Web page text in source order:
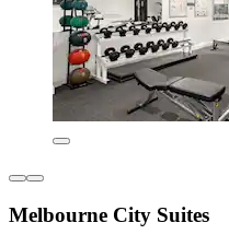
Melbourne City Suites